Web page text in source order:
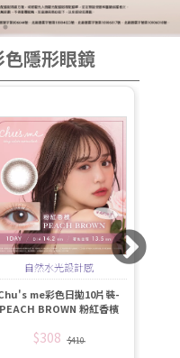
隱形眼鏡
自然水光設計感
me彩色日拋10片裝-
PEACH BROWN 粉紅香檳
$308 $410